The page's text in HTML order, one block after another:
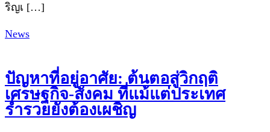
ริญเ […]
News
ปัญหาที่อยู่อาศัย: ต้นตอสู่วิกฤติ
เศรษฐกิจ-สังคม ที่แม้แต่ประเทศ
ร่ำรวยยังต้องเผชิญ